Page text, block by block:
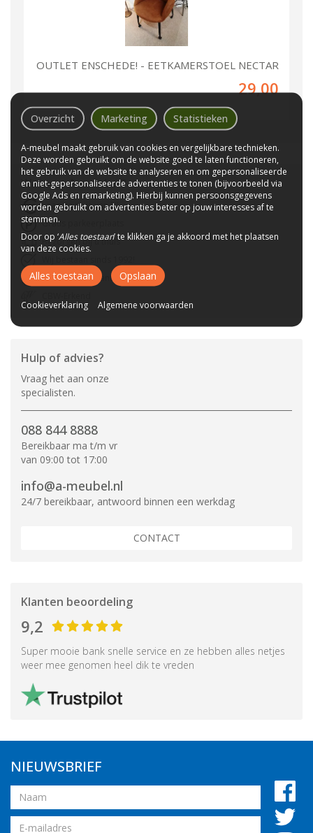
OUTLET ENSCHEDE! - EETKAMERSTOEL NECTAR
29,00
WaaromA-meubel?
Laagste prijs van NL
Gratis parkeerplaats
Bezorgen bij u thuis
Tot 10 jaar garantie
Hulp of advies?
Vraag het aan onze
specialisten.
088 844 8888
Bereikbaar ma t/m vr
van 09:00 tot 17:00
info@a-meubel.nl
24/7 bereikbaar, antwoord binnen een werkdag
CONTACT
Klanten beoordeling
9,2
Super mooie bank snelle service en ze hebben alles netjes
weer mee genomen heel dik te vreden
NIEUWSBRIEF
Naam
Email
Overzicht Marketing Statistieken
A-meubel maakt gebruik van cookies en vergelijkbare technieken.
Deze worden gebruikt om de website goed te laten functioneren,
het gebruik van de website te analyseren en om gepersonaliseerde
en niet-gepersonaliseerde advertenties te tonen (bijvoorbeeld via
Google Ads en remarketing). Hierbij kunnen persoonsgegevens
worden gebruikt om advertenties beter op jouw interesses af te
stemmen.
Door op ‘Alles toestaan’ te klikken ga je akkoord met het plaatsen
van deze cookies.
Alles toestaan Opslaan
Cookieverklaring Algemene voorwaarden